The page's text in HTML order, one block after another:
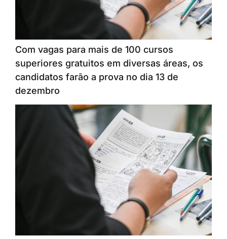
Com vagas para mais de 100 cursos
superiores gratuitos em diversas áreas, os
candidatos farão a prova no dia 13 de
dezembro